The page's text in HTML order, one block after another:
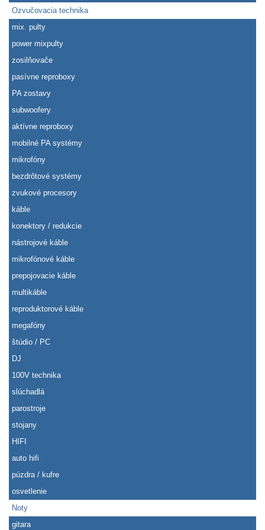
Ozvučovacia technika
mix. pulty
power mixpulty
zosilňovače
pasívne reproboxy
PA zostavy
subwoofery
aktívne reproboxy
mobilné PA systémy
mikrofóny
bezdrôtové systémy
zvukové procesory
káble
konektory / redukcie
nástrojové káble
mikrofónové káble
prepojovacie káble
multikáble
reproduktorové káble
megafóny
štúdio / PC
DJ
100V technika
slúchadlá
parostroje
stojany
HIFI
auto hifi
púzdra / kufre
osvetlenie
Noty
gitara